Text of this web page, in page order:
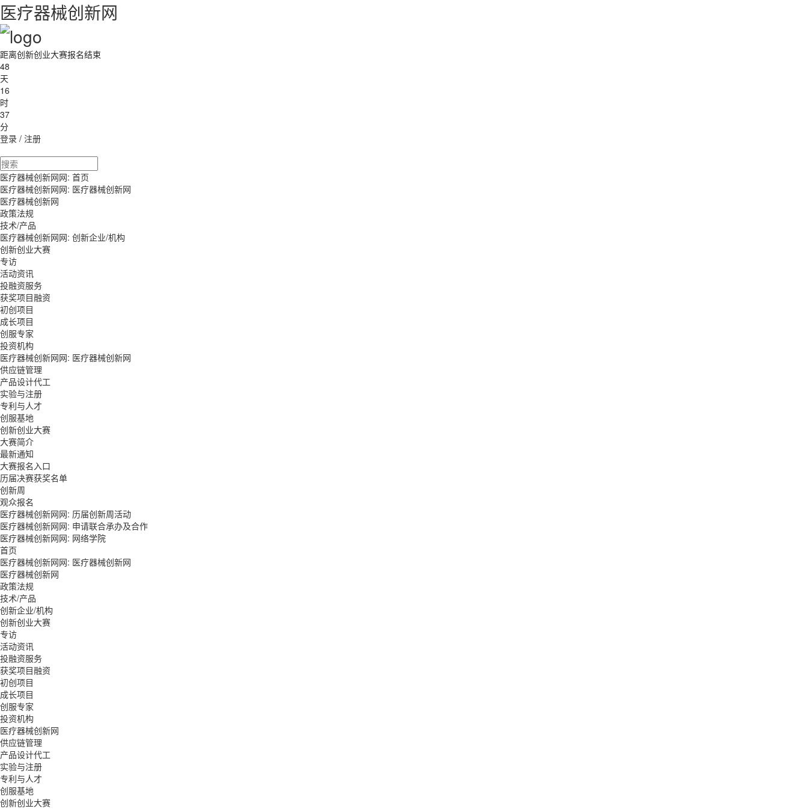
医疗器械创新网
距离创新创业大赛报名结束
48
天
16
时
37
分
登录 / 注册
医疗器械创新网网: 首页
医疗器械创新网网: 医疗器械创新网
医疗器械创新网
政策法规
技术/产品
医疗器械创新网网: 创新企业/机构
创新创业大赛
专访
活动资讯
投融资服务
获奖项目融资
初创项目
成长项目
创服专家
投资机构
医疗器械创新网网: 医疗器械创新网
供应链管理
产品设计代工
实验与注册
专利与人才
创服基地
创新创业大赛
大赛简介
最新通知
大赛报名入口
历届决赛获奖名单
创新周
观众报名
医疗器械创新网网: 历届创新周活动
医疗器械创新网网: 申请联合承办及合作
医疗器械创新网网: 网络学院
首页
医疗器械创新网网: 医疗器械创新网
医疗器械创新网
政策法规
技术/产品
创新企业/机构
创新创业大赛
专访
活动资讯
投融资服务
获奖项目融资
初创项目
成长项目
创服专家
投资机构
医疗器械创新网
供应链管理
产品设计代工
实验与注册
专利与人才
创服基地
创新创业大赛